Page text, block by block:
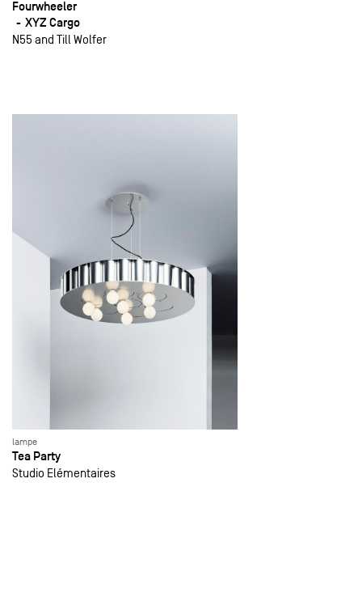
Fourwheeler
XYZ Cargo
N55 and Till Wolfer
lampe
Tea Party
Studio Elémentaires